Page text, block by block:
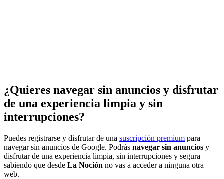
¿Quieres navegar sin anuncios y disfrutar
de una experiencia limpia y sin
interrupciones?
Puedes registrarse y disfrutar de una suscripción premium para
navegar sin anuncios de Google. Podrás navegar sin anuncios y
disfrutar de una experiencia limpia, sin interrupciones y segura
sabiendo que desde La Noción no vas a acceder a ninguna otra
web.